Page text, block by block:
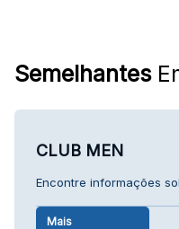
Semelhantes
CLUB MEN
Encontre informações
Mais